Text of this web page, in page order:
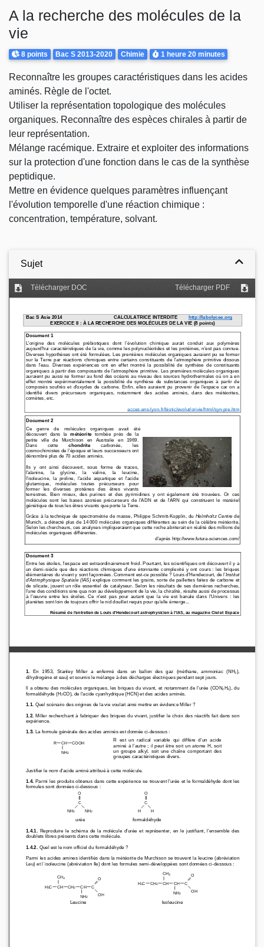
A la recherche des molécules de la
vie
Points
8 points Theme
Bac S 2013-2020 Chimie Durée
1 heure 20 minutes
Reconnaître les groupes caractéristiques dans les acides
aminés. Règle de l'octet.
Utiliser la représentation topologique des molécules
organiques. Reconnaître des espèces chirales à partir de
leur représentation.
Mélange racémique. Extraire et exploiter des informations
sur la protection d'une fonction dans le cas de la synthèse
peptidique.
Mettre en évidence quelques paramètres influençant
l'évolution temporelle d'une réaction chimique :
concentration, température, solvant.
Sujet